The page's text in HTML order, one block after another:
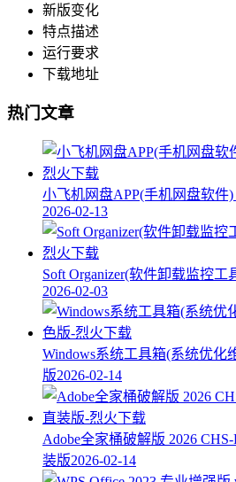
新版变化
特点描述
运行要求
下载地址
热门文章
小飞机网盘APP(手机网盘软件
2026-02-13
Soft Organizer(软件卸载监控工
2026-02-03
Windows系统工具箱(系统优化
版2026-02-14
Adobe全家桶破解版 2026
装版2026-02-14